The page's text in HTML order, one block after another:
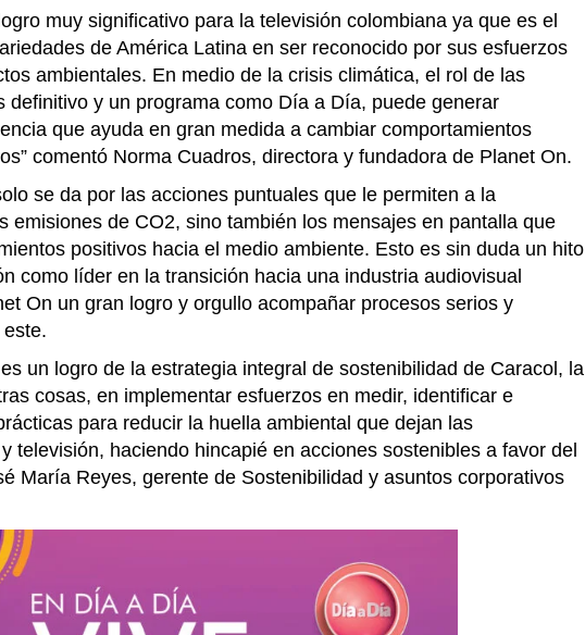
muy significativo para la televisión colombiana ya que es el
de América Latina en ser reconocido por sus esfuerzos
ambientales. En medio de la crisis climática, el rol de las
definitivo y un programa como Día a Día, puede generar
que ayuda en gran medida a cambiar comportamientos
comentó Norma Cuadros, directora y fundadora de Planet On.
se da por las acciones puntuales que le permiten a la
emisiones de CO2, sino también los mensajes en pantalla que
positivos hacia el medio ambiente. Esto es sin duda un hito
como líder en la transición hacia una industria audiovisual
On un gran logro y orgullo acompañar procesos serios y
un logro de la estrategia integral de sostenibilidad de Caracol, la
cosas, en implementar esfuerzos en medir, identificar e
para reducir la huella ambiental que dejan las
televisión, haciendo hincapié en acciones sostenibles a favor del
María Reyes, gerente de Sostenibilidad y asuntos corporativos